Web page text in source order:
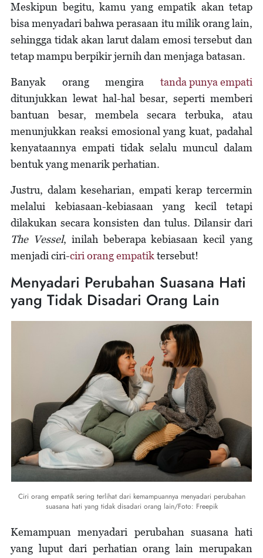
Meskipun begitu, kamu yang empatik akan tetap
bisa menyadari bahwa perasaan itu milik orang lain,
sehingga tidak akan larut dalam emosi tersebut dan
tetap mampu berpikir jernih dan menjaga batasan.
Banyak orang mengira tanda punya empati
ditunjukkan lewat hal-hal besar, seperti memberi
bantuan besar, membela secara terbuka, atau
menunjukkan reaksi emosional yang kuat, padahal
kenyataannya empati tidak selalu muncul dalam
bentuk yang menarik perhatian.
Justru, dalam keseharian, empati kerap tercermin
melalui kebiasaan-kebiasaan yang kecil tetapi
dilakukan secara konsisten dan tulus. Dilansir dari
The Vessel, inilah beberapa kebiasaan kecil yang
menjadi ciri-ciri orang empatiktersebut!
Menyadari Perubahan Suasana Hati
yang Tidak Disadari Orang Lain
Ciri orang empatik sering terlihat dari kemampuannya menyadari perubahan
suasana hati yang tidak disadari orang lain/Foto: Freepik
Kemampuan menyadari perubahan suasana hati
yang luput dari perhatian orang lain merupakan